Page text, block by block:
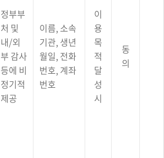
정부부
처 및
내/외
부 감사
등에 비
정기적
제공
이름, 소속
기관, 생년
월일, 전화
번호, 계좌
번호
이
용
목
적
달
성
시
동
의